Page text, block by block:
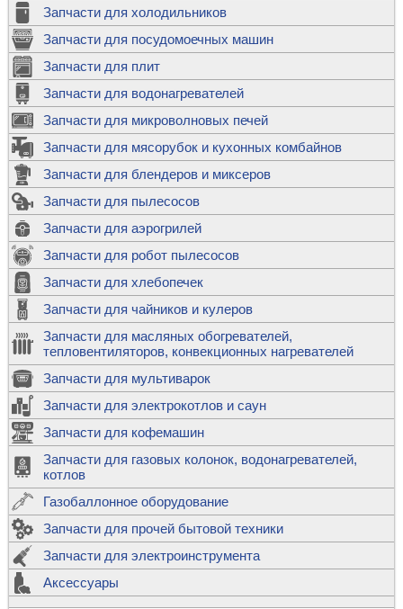
Запчасти для холодильников
Запчасти для посудомоечных машин
Запчасти для плит
Запчасти для водонагревателей
Запчасти для микроволновых печей
Запчасти для мясорубок и кухонных комбайнов
Запчасти для блендеров и миксеров
Запчасти для пылесосов
Запчасти для аэрогрилей
Запчасти для робот пылесосов
Запчасти для хлебопечек
Запчасти для чайников и кулеров
Запчасти для масляных обогревателей,
тепловентиляторов, конвекционных нагревателей
Запчасти для мультиварок
Запчасти для электрокотлов и саун
Запчасти для кофемашин
Запчасти для газовых колонок, водонагревателей,
котлов
Газобаллонное оборудование
Запчасти для прочей бытовой техники
Запчасти для электроинструмента
Аксессуары